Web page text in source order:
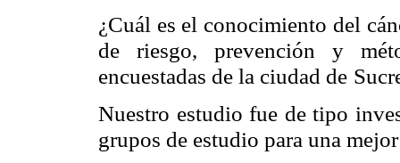
¿Cuál es el conocimiento del
de riesgo, prevención y
encuestadas de la ciudad de
Nuestro estudio fue de tipo
grupos de estudio para una